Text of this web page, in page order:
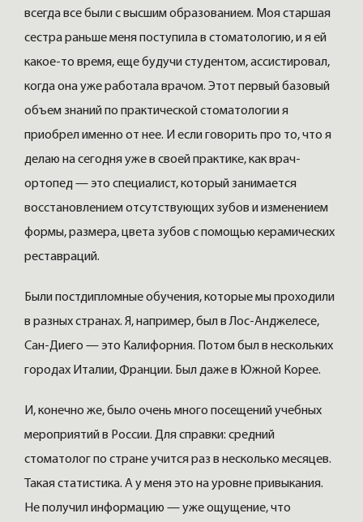
всегда все были с высшим образованием. Моя старшая
сестра раньше меня поступила в стоматологию, и я ей
какое-то время, еще будучи студентом, ассистировал,
когда она уже работала врачом. Этот первый базовый
объем знаний по практической стоматологии я
приобрел именно от нее. И если говорить про то, что я
делаю на сегодня уже в своей практике, как врач-
ортопед — это специалист, который занимается
восстановлением отсутствующих зубов и изменением
формы, размера, цвета зубов с помощью керамических
реставраций.
Были постдипломные обучения, которые мы проходили
в разных странах. Я, например, был в Лос-Анджелесе,
Сан-Диего — это Калифорния. Потом был в нескольких
городах Италии, Франции. Был даже в Южной Корее.
И, конечно же, было очень много посещений учебных
мероприятий в России. Для справки: средний
стоматолог по стране учится раз в несколько месяцев.
Такая статистика. А у меня это на уровне привыкания.
Не получил информацию — уже ощущение, что